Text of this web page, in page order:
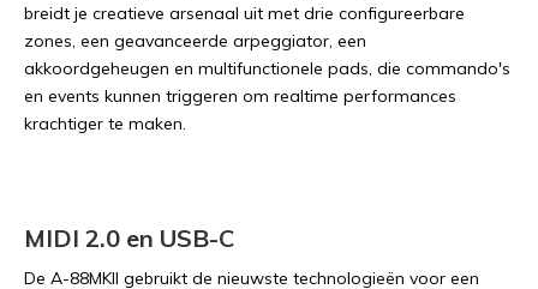
breidt je creatieve arsenaal uit met drie configureerbare
zones, een geavanceerde arpeggiator, een
akkoordgeheugen en multifunctionele pads, die commando's
en events kunnen triggeren om realtime performances
krachtiger te maken.
MIDI 2.0 en USB-C
De A-88MKII gebruikt de nieuwste technologieën voor een